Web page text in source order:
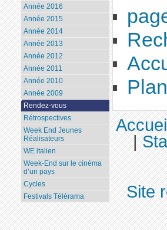
Année 2016
Année 2015
Année 2014
Année 2013
Année 2012
Année 2011
Année 2010
Année 2009
Rendez-vous
Rétrospectives
Week End Jeunes
Réalisateurs
WE italien
Week-End sur le cinéma
d’un pays
Cycles
Festivals Télérama
|
Site